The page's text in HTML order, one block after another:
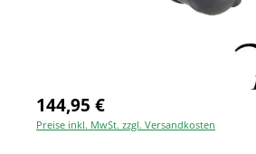
144,95 €
Preise inkl. MwSt. zzgl. Versandkosten